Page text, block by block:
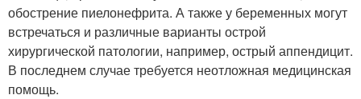
обострение пиелонефрита. А также у беременных могут
встречаться и различные варианты острой
хирургической патологии, например, острый аппендицит.
В последнем случае требуется неотложная медицинская
помощь.